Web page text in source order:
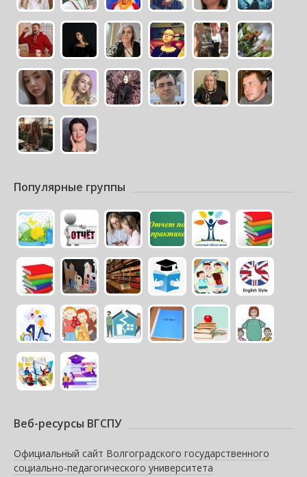
Популярные группы
Веб-ресурсы ВГСПУ
Официальный сайт Волгоградского государственного
социально-педагогического университета